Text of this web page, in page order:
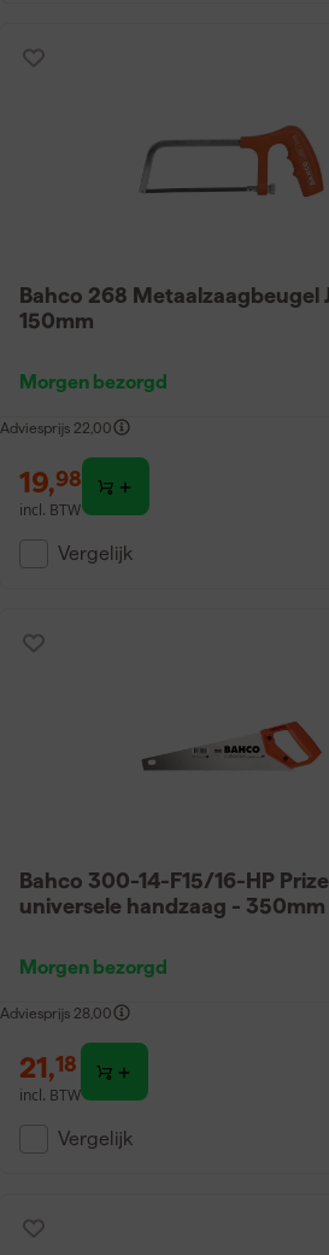
Bahco 268 Metaalzaagbeugel
150mm
Morgen bezorgd
Adviesprijs 22,00
19,98
incl. BTW
Vergelijk
Bahco 300-14-F15/16-HP
universele handzaag - 350mm
Morgen bezorgd
Adviesprijs 28,00
21,18
incl. BTW
Vergelijk